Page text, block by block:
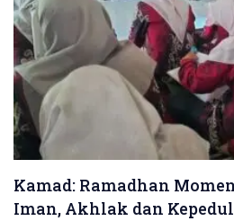
Kamad: Ramadhan
Iman, Akhlak dan